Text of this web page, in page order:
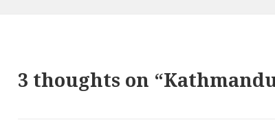
3 thoughts on